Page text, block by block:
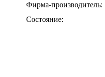
Фирма-производитель:
Состояние: